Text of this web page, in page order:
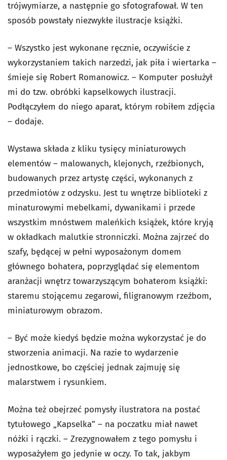
trójwymiarze, a następnie go sfotografował. W ten
sposób powstały niezwykłe ilustracje książki.
– Wszystko jest wykonane ręcznie, oczywiście z
wykorzystaniem takich narzedzi, jak piła i wiertarka –
śmieje się Robert Romanowicz. – Komputer posłużył
mi do tzw. obróbki kapselkowych ilustracji.
Podłączyłem do niego aparat, którym robiłem zdjęcia
– dodaje.
Wystawa składa z kliku tysięcy miniaturowych
elementów – malowanych, klejonych, rzeźbionych,
budowanych przez artystę części, wykonanych z
przedmiotów z odzysku. Jest tu wnętrze biblioteki z
minaturowymi mebelkami, dywanikami i przede
wszystkim mnóstwem maleńkich książek, które kryją
w okładkach malutkie stronniczki. Można zajrzeć do
szafy, będącej w pełni wyposażonym domem
głównego bohatera, poprzyglądać się elementom
aranżacji wnętrz towarzyszącym bohaterom książki:
staremu stojącemu zegarowi, filigranowym rzeźbom,
miniaturowym obrazom.
– Być może kiedyś będzie można wykorzystać je do
stworzenia animacji. Na razie to wydarzenie
jednostkowe, bo częściej jednak zajmuję się
malarstwem i rysunkiem.
Można też obejrzeć pomysły ilustratora na postać
tytułowego „Kapselka” – na poczatku miał nawet
nóżki i rączki. – Zrezygnowałem z tego pomysłu i
wyposażyłem go jedynie w oczy. To tak, jakbym